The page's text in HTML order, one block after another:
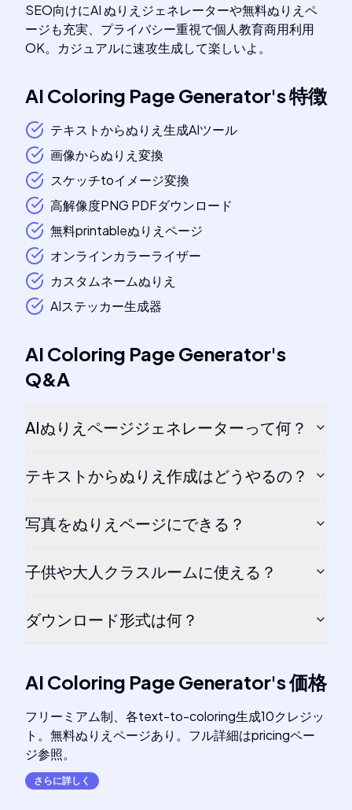
SEO向けにAI ぬりえジェネレーターや無料ぬりえペ
ージも充実、プライバシー重視で個人教育商用利用
OK。カジュアルに速攻生成して楽しいよ。
AI Coloring Page Generator's特徴
テキストからぬりえ生成AIツール
画像からぬりえ変換
スケッチtoイメージ変換
高解像度PNG PDFダウンロード
無料printableぬりえページ
オンラインカラーライザー
カスタムネームぬりえ
AIステッカー生成器
AI Coloring Page Generator's
Q&A
AIぬりえページジェネレーターって何？
テキストからぬりえ作成はどうやるの？
写真をぬりえページにできる？
子供や大人クラスルームに使える？
ダウンロード形式は何？
AI Coloring Page Generator's価格
フリーミアム制、各text-to-coloring生成10クレジッ
ト。無料ぬりえページあり。フル詳細はpricingペー
ジ参照。
さらに詳しく